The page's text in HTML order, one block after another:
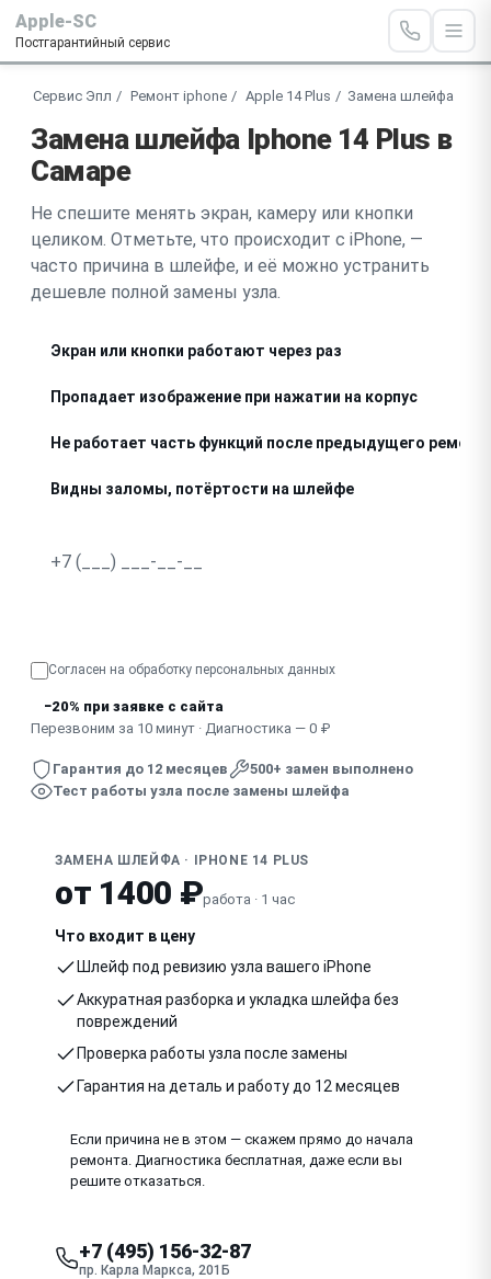
Apple-SC
Постгарантийный сервис
Сервис Эпл Ремонт iphone Apple 14 Plus Замена шлейфа
Замена шлейфа Iphone 14 Plus в
Самаре
Не спешите менять экран, камеру или кнопки
целиком. Отметьте, что происходит с iPhone, —
часто причина в шлейфе, и её можно устранить
дешевле полной замены узла.
Экран или кнопки работают через раз
Пропадает изображение при нажатии на корпус
Не работает часть функций после предыдущего
Видны заломы, потёртости на шлейфе
Согласен на обработку персональных данных
−20% при заявке с сайта
Перезвоним за 10 минут · Диагностика — 0 ₽
Гарантия до 12 месяцев
500+ замен выполнено
Тест работы узла после замены шлейфа
ЗАМЕНА ШЛЕЙФА · IPHONE 14 PLUS
от 1400 ₽работа · 1 час
Что входит в цену
Шлейф под ревизию узла вашего iPhone
Аккуратная разборка и укладка шлейфа без
повреждений
Проверка работы узла после замены
Гарантия на деталь и работу до 12 месяцев
Если причина не в этом — скажем прямо до начала
ремонта. Диагностика бесплатная, даже если вы
решите отказаться.
+7 (495) 156-32-87
пр. Карла Маркса, 201Б